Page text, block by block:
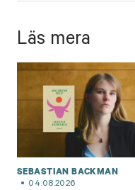
Läs mera
SEBASTIAN BACKMAN
04.08.2026